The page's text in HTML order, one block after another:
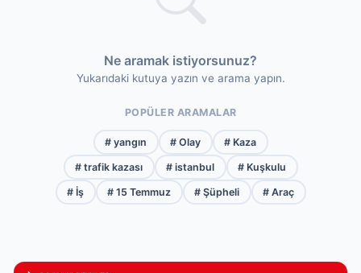
Ne aramak istiyorsunuz?
Yukarıdaki kutuya yazın ve arama yapın.
POPÜLER ARAMALAR
# yangın # Olay # Kaza
# trafik kazası # istanbul # Kuşkulu
# İş # 15 Temmuz # Şüpheli # Araç